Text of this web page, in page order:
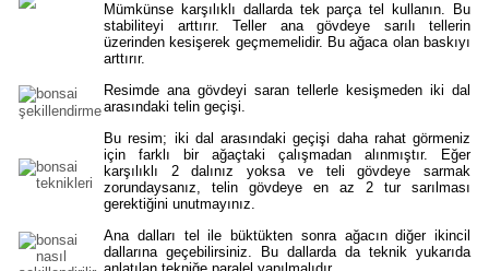
Mümkünse karşılıklı dallarda tek parça tel kullanın. Bu
stabiliteyi arttırır. Teller ana gövdeye sarılı tellerin
üzerinden kesişerek geçmemelidir. Bu ağaca olan baskıyı
arttırır.
Resimde ana gövdeyi saran tellerle kesişmeden iki dal
arasındaki telin geçişi.
Bu resim; iki dal arasındaki geçişi daha rahat görmeniz
için farklı bir ağaçtaki çalışmadan alınmıştır. Eğer
karşılıklı 2 dalınız yoksa ve teli gövdeye sarmak
zorundaysanız, telin gövdeye en az 2 tur sarılması
gerektiğini unutmayınız.
Ana dalları tel ile büktükten sonra ağacın diğer ikincil
dallarına geçebilirsiniz. Bu dallarda da teknik yukarıda